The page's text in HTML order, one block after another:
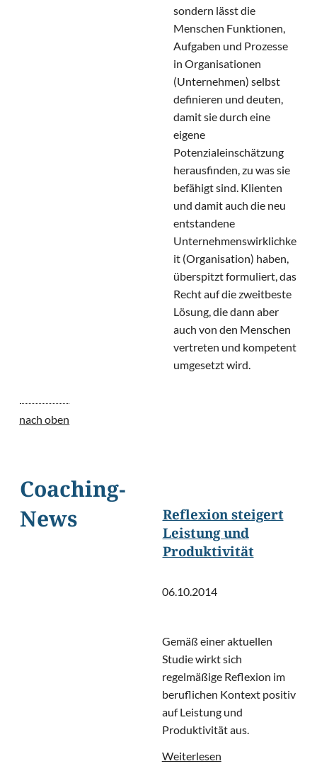
sondern lässt die
Menschen Funktionen,
Aufgaben und Prozesse
in Organisationen
(Unternehmen) selbst
definieren und deuten,
damit sie durch eine
eigene
Potenzialeinschätzung
herausfinden, zu was sie
befähigt sind. Klienten
und damit auch die neu
entstandene
Unternehmenswirklichke
it (Organisation) haben,
überspitzt formuliert, das
Recht auf die zweitbeste
Lösung, die dann aber
auch von den Menschen
vertreten und kompetent
umgesetzt wird.
nach oben
Coaching-
News
Reflexion steigert
Leistung und
Produktivität
06.10.2014
Gemäß einer aktuellen
Studie wirkt sich
regelmäßige Reflexion im
beruflichen Kontext positiv
auf Leistung und
Produktivität aus.
Weiterlesen